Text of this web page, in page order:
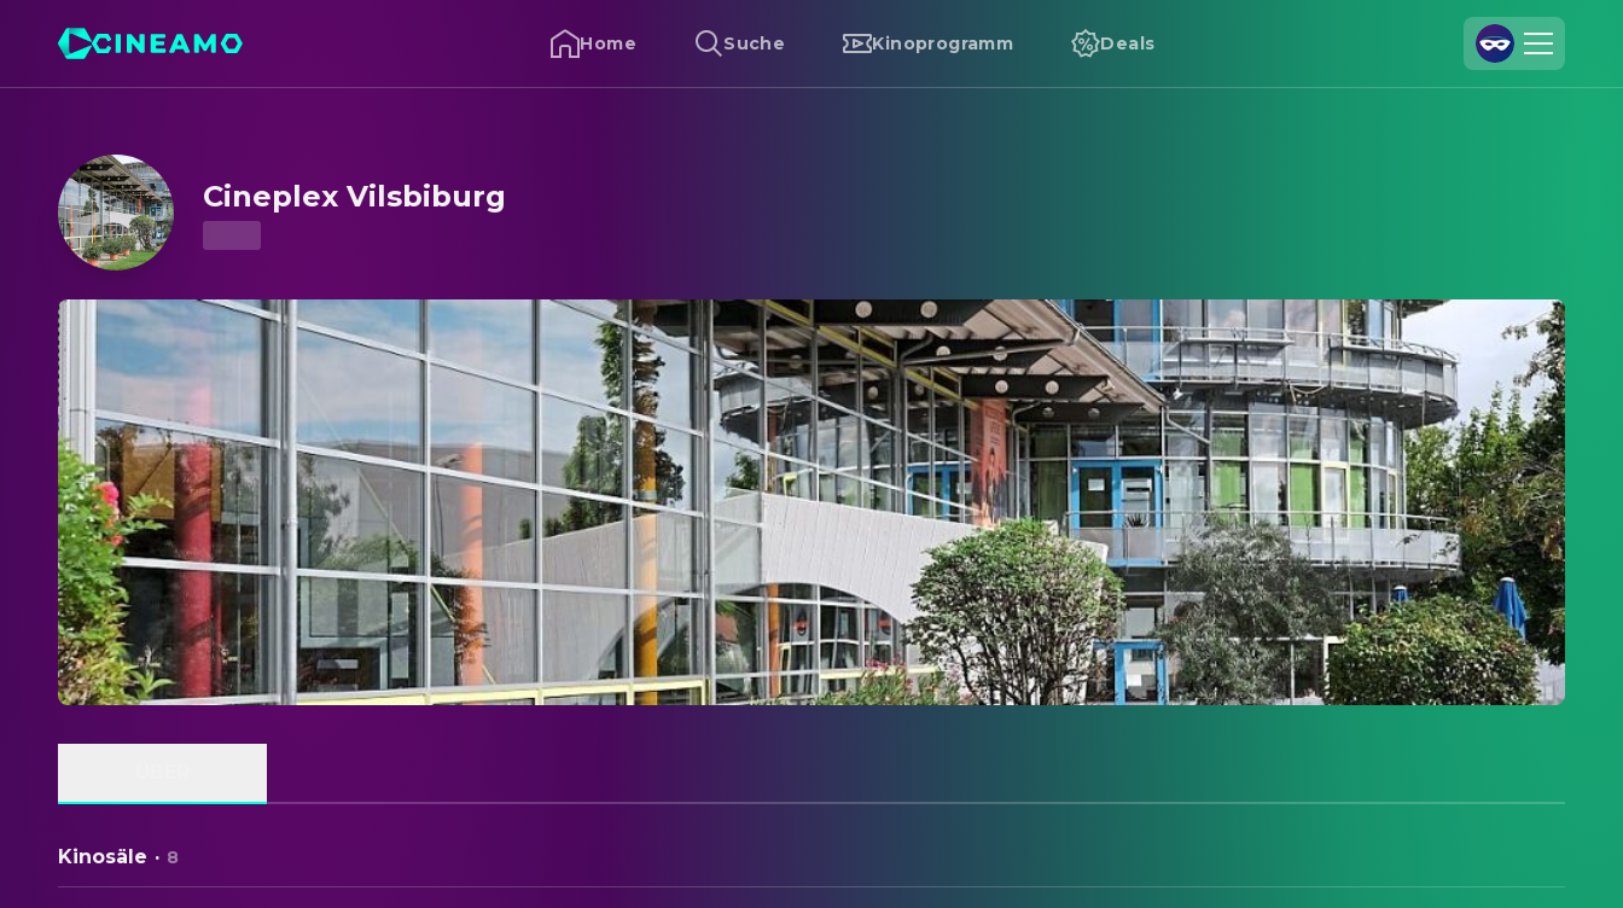
Home Suche Kinoprogramm Deals
Datenschutzerklärung
Datenschutzeinstellungen
Cineplex Vilsbiburg
Kinosäle · 8